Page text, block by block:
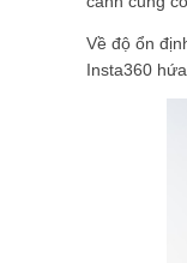
Về độ ổn
Insta360